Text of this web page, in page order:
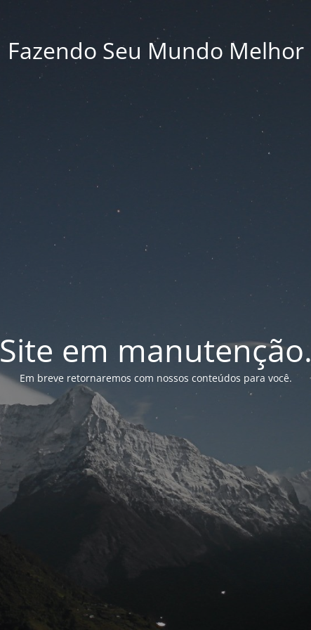
Fazendo Seu Mundo Melhor
Site em manutenção.
Em breve retornaremos com nossos conteúdos para você.